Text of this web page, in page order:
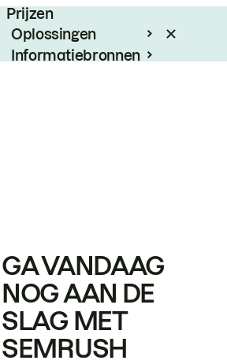
Prijzen
Oplossingen
Informatiebronnen
GA VANDAAG
NOG AAN DE
SLAG MET
SEMRUSH